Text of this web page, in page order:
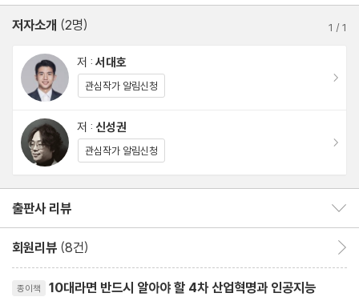
1. 빅데이터에도 속성이 있다고?
1. 구글은 어떻게 나를 그렇게 잘 알까?
1. 미래의 고소득 직업, AI 빅데이터 전문가
Chapter 3 컴퓨터와 정보통신기술
1. 컴퓨터는 어쩌다 만들어졌을까? 계산기에서 컴퓨터가 태어났다
고?
1. 옛날 컴퓨터는 왜 크기가 집채만 했을까?
1. 하드웨어와 소프트웨어는 무엇이고 어떻게 다른가?
1. 인터넷은 언제, 어떻게, 왜 시작되었을까?
1. 1G, 2G, 3G, 4G, 5G가 무엇을 의미하는 걸까?
1. 5G는 초고속성, 초저지연성, 초연결성을 특징으로 한다
저자소개 (2명) 1 /1
저 : 서대호
관심작가 알림신청
저 : 신성권
관심작가 알림신청
출판사 리뷰
회원리뷰 (8건)
종이책 10대라면 반드시 알아야 할 4차 산업혁명과 인공지능